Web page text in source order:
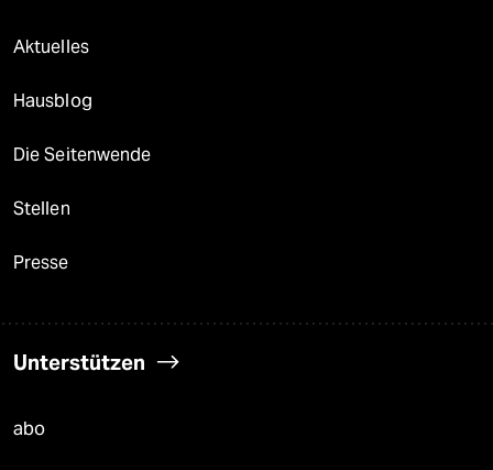
Aktuelles
Hausblog
Die Seitenwende
Stellen
Presse
Unterstützen
abo